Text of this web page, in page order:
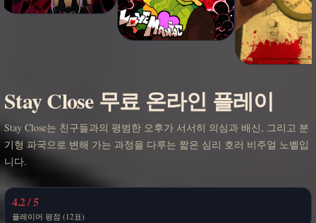
Stay Close 무료 온라인 플레이
Stay Close는 친구들과의 평범한 오후가 서서히 의심과 배신, 그리고 분
기형 파국으로 변해 가는 과정을 다루는 짧은 심리 호러 비주얼 노벨입
니다.
4.2 / 5
플레이어 평점 (12표)